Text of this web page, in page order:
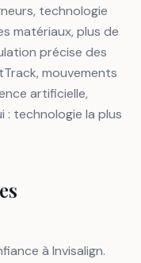
technologie
matériaux, plus de
précise des
mouvements
artificielle,
: technologie la plus
à Invisalign.